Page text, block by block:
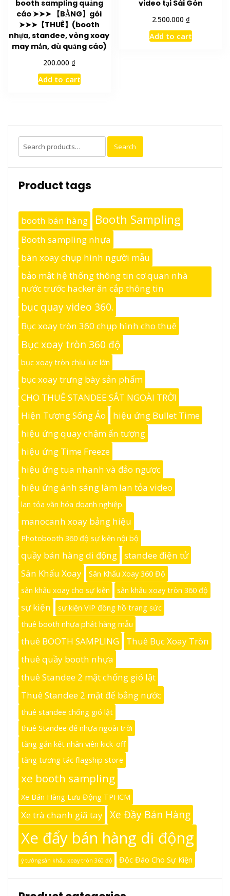
booth sampling quảng
cáo ➤➤➤ 【BẰNG】gói
➤➤➤【THUÊ】(booth
nhựa, standee, vòng xoay
may mắn, dù quảng cáo)
200.000 ₫
Add to cart
video tại Sài Gòn
2.500.000 ₫
Add to cart
Search
for:
Search
Product tags
booth bán hàng Booth Sampling
Booth sampling nhựa
bàn xoay chụp hình người mẫu
bảo mật hệ thống thông tin cơ quan nhà
nước trước hacker ăn cắp thông tin
bục quay video 360.
Bục xoay tròn 360 chụp hình cho thuê
Bục xoay tròn 360 độ
bục xoay tròn chịu lực lớn
bục xoay trưng bày sản phẩm
CHO THUÊ STANDEE SẮT NGOÀI TRỜI
Hiện Tượng Sống Ảo
hiệu ứng Bullet Time
hiệu ứng quay chậm ấn tượng
hiệu ứng Time Freeze
hiệu ứng tua nhanh và đảo ngược
hiệu ứng ánh sáng làm lan tỏa video
lan tỏa văn hóa doanh nghiệp.
manocanh xoay bảng hiệu
Photobooth 360 độ sự kiện nội bộ
quầy bán hàng di động
standee điện tử
Sân Khấu Xoay
Sân Khấu Xoay 360 Độ
sân khấu xoay cho sự kiện
sân khấu xoay tròn 360 độ
sự kiện
sự kiện VIP đồng hồ trang sức
thuê booth nhựa phát hàng mẫu
thuê BOOTH SAMPLING
Thuê Bục Xoay Tròn
thuê quầy booth nhựa
thuê Standee 2 mặt chống gió lật
Thuê Standee 2 mặt đế bằng nước
thuê standee chống gió lật
thuê Standee đế nhựa ngoài trời
tăng gắn kết nhân viên kick-off
tăng tương tác flagship store
xe booth sampling
Xe Bán Hàng Lưu Động TPHCM
Xe trà chanh giã tay Xe Đầy Bán Hàng
Xe đẩy bán hàng di động
ý tưởng sân khấu xoay tròn 360 độ Độc Đáo Cho Sự Kiện